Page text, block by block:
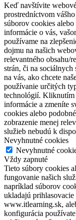
Keď navštívite
prostredníctvom
súborov cookies
informácie o vás,
používame na
dojmu na našich
relevantného obsahu/
strán, či na
na vás, ako chcete
používanie určitých
technológií. Kliknutím
informácie a zmeníte
cookies alebo
zobrazenie menej
služieb nebudú k
Nevyhnutné cookies
Nevyhnutné
Vždy zapnuté
Tieto súbory cookies
fungovanie našich
napríklad súborov
ukladajú prihlasovacie
www.itlearning.sk,
konfigurácia